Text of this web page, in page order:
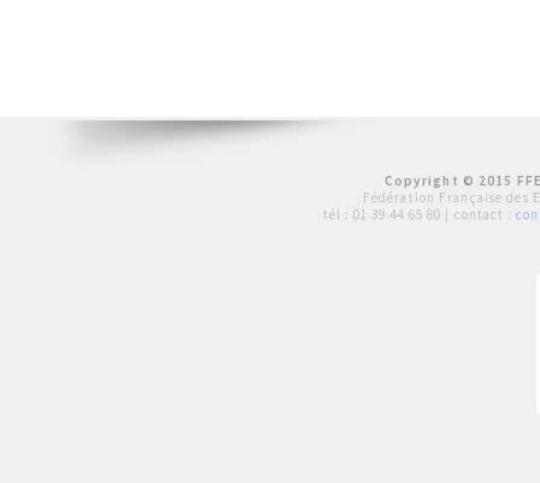
Copyright © 2015
Fédération Française des
tél : 01 39 44 65 80 | contact :